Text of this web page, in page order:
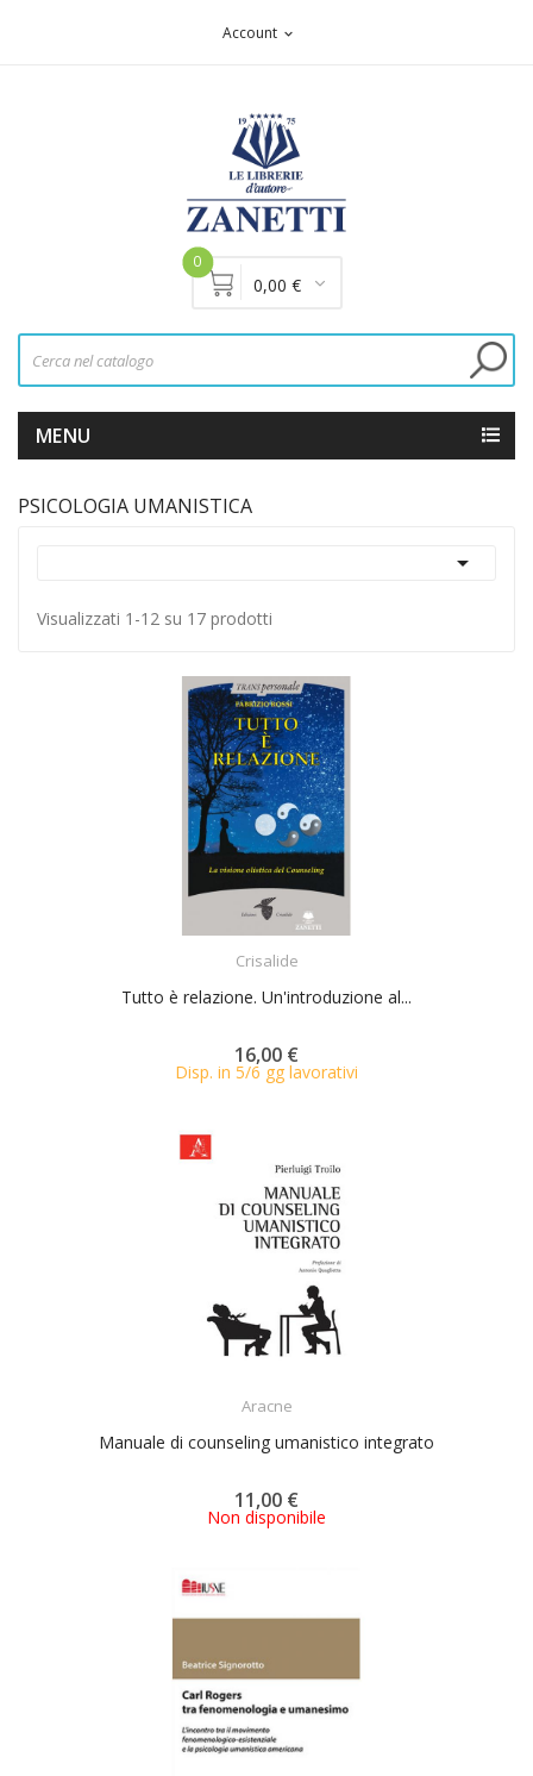
Account expand_more
0
0,00 €
MENU
PSICOLOGIA UMANISTICA

Visualizzati 1-12 su 17 prodotti
Crisalide
Tutto è relazione. Un'introduzione al...
16,00 €
Disp. in 5/6 gg lavorativi
Aracne
Manuale di counseling umanistico integrato
11,00 €
Non disponibile